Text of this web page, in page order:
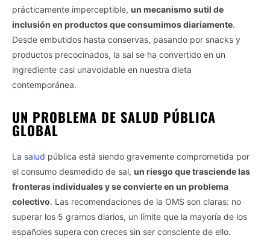
prácticamente imperceptible, un mecanismo sutil de
inclusión en productos que consumimos diariamente.
Desde embutidos hasta conservas, pasando por snacks y
productos precocinados, la sal se ha convertido en un
ingrediente casi unavoidable en nuestra dieta
contemporánea.
UN PROBLEMA DE SALUD PÚBLICA
GLOBAL
La salud pública está siendo gravemente comprometida por
el consumo desmedido de sal, un riesgo que trasciende las
fronteras individuales y se convierte en un problema
colectivo. Las recomendaciones de la OMS son claras: no
superar los 5 gramos diarios, un límite que la mayoría de los
españoles supera con creces sin ser consciente de ello.